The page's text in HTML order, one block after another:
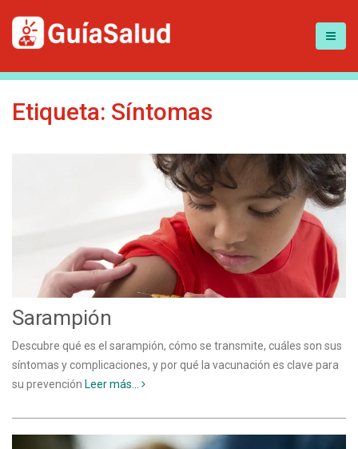
Etiqueta: Síntomas
Sarampión
Descubre qué es el sarampión, cómo se transmite, cuáles son sus
síntomas y complicaciones, y por qué la vacunación es clave para
su prevención Leer más...